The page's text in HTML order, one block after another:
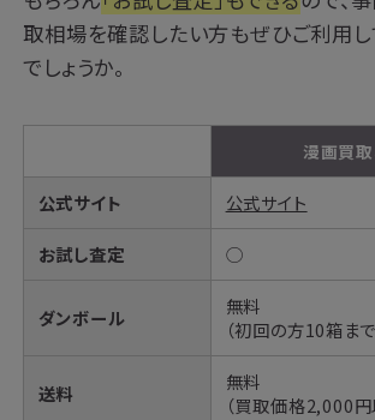
取相場を確認したい方もぜひご利用
でしょうか。
漫画買
公式サイト 公式サイト
お試し査定 ◯
ダンボール
無料
（初回の方10箱まで
送料
無料
（買取価格2,000円